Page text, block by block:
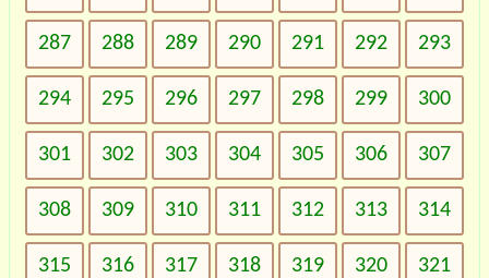
287 288 289 290 291 292 293
294 295 296 297 298 299 300
301 302 303 304 305 306 307
308 309 310 311 312 313 314
315 316 317 318 319 320 321